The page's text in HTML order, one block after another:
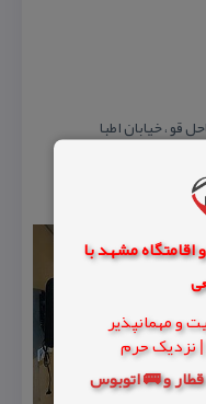
بیش از 1000 هتل و اقامتگاه مشهد با
و مهمانپذیر
قطار و 🚌 اتوبوس
قو ، خیابان اطبا